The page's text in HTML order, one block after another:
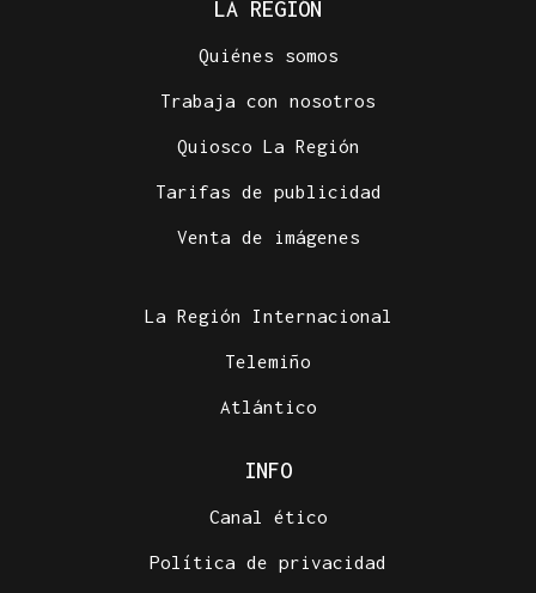
LA REGIÓN
Quiénes somos
Trabaja con nosotros
Quiosco La Región
Tarifas de publicidad
Venta de imágenes
La Región Internacional
Telemiño
Atlántico
INFO
Canal ético
Política de privacidad